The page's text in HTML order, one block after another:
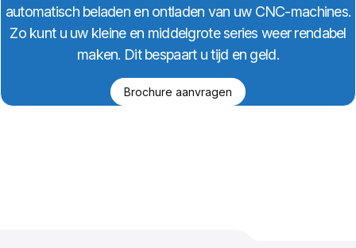
automatisch beladen en ontladen van uw CNC-machines.
Zo kunt u uw kleine en middelgrote series weer rendabel
maken. Dit bespaart u tijd en geld.
Brochure aanvragen